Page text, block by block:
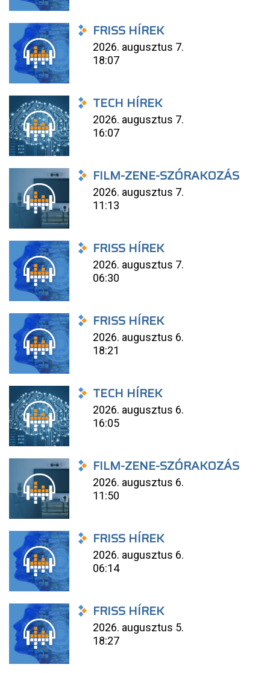
FRISS HÍREK
2026. augusztus 7.
18:07
TECH HÍREK
2026. augusztus 7.
16:07
FILM-ZENE-SZÓRAKOZÁS
2026. augusztus 7.
11:13
FRISS HÍREK
2026. augusztus 7.
06:30
FRISS HÍREK
2026. augusztus 6.
18:21
TECH HÍREK
2026. augusztus 6.
16:05
FILM-ZENE-SZÓRAKOZÁS
2026. augusztus 6.
11:50
FRISS HÍREK
2026. augusztus 6.
06:14
FRISS HÍREK
2026. augusztus 5.
18:27